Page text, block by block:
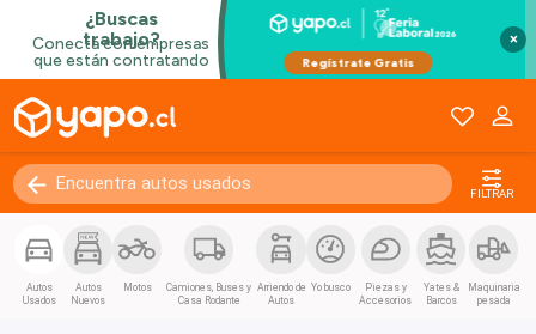
×
FILTRAR
Autos
Usados
Autos
Nuevos
Motos
Camiones, Buses y
Casa Rodante
Arriendo de
Autos
Yo busco
Piezas y
Accesorios
Yates &
Barcos
Maquinaria
pesada